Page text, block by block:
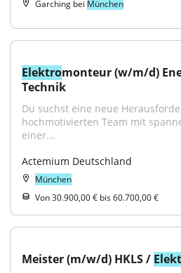
Garching bei München
Elektromonteur (w/m/d)
Technik
Du suchst eine neue
hochmotivierten Team mit
einer...
Actemium Deutschland
München
Von 30.900,00 € bis 60.700,00 €
Meister (m/w/d) HKLS /